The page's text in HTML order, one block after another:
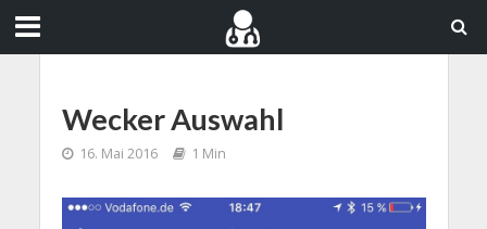
Wecker Auswahl
16. Mai 2016 1 Min